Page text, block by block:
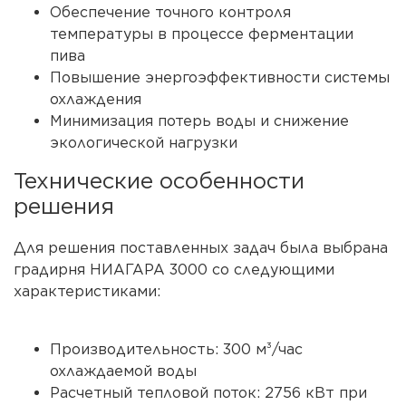
Обеспечение точного контроля
температуры в процессе ферментации
пива
Повышение энергоэффективности системы
охлаждения
Минимизация потерь воды и снижение
экологической нагрузки
Технические особенности
решения
Для решения поставленных задач была выбрана
градирня НИАГАРА 3000 со следующими
характеристиками:
Производительность: 300 м³/час
охлаждаемой воды
Расчетный тепловой поток: 2756 кВт при